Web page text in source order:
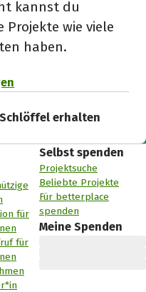
kannst du
Projekte wie viele
haben.
erhalten
für
für
Selbst spenden
Projektsuche
Beliebte Projekte
Für betterplace
spenden
Meine Spenden